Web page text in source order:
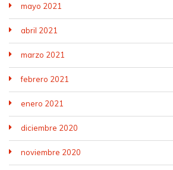
mayo 2021
abril 2021
marzo 2021
febrero 2021
enero 2021
diciembre 2020
noviembre 2020